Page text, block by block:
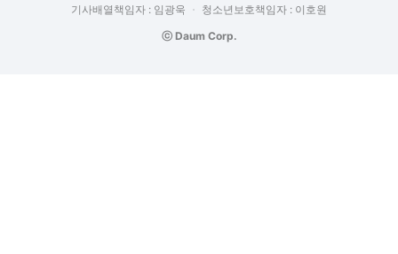
기사배열책임자 : 임광욱
청소년보호책임자 : 이호원
ⓒ Daum Corp.